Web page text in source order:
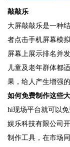
敲敲乐
大屏敲敲乐是一种
者点击手机屏幕模
屏幕上展示排名并
儿童及老年群体都
果，给人产生增强的
如何免费制作这些
hi现场平台就可以
娱乐科技有限公司
制作工具，在市场